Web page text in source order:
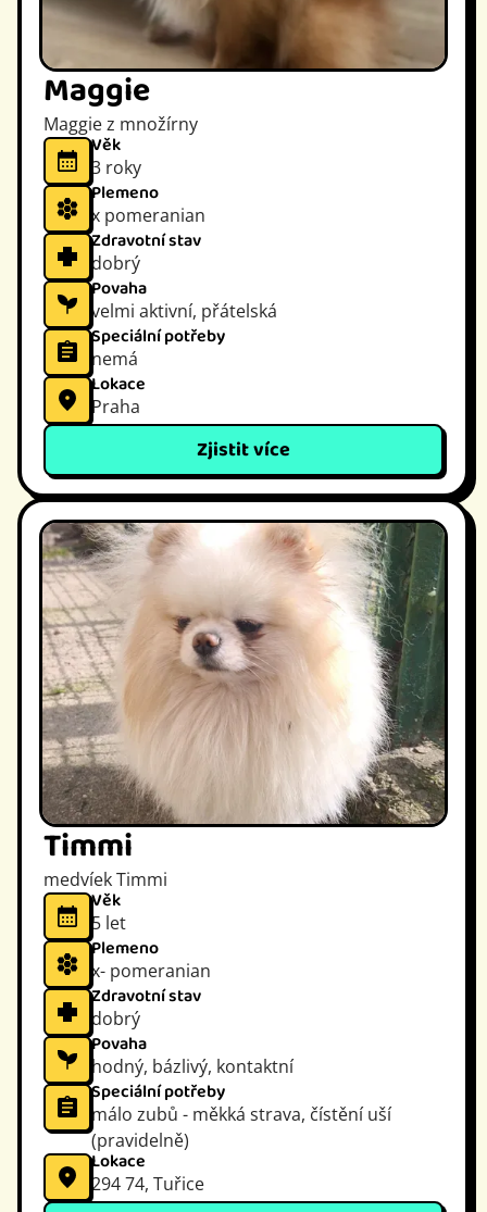
Maggie
Maggie z množírny
Věk
3 roky
Plemeno
x pomeranian
Zdravotní stav
dobrý
Povaha
velmi aktivní, přátelská
Speciální potřeby
nemá
Lokace
Praha
Zjistit více
Timmi
medvíek Timmi
Věk
5 let
Plemeno
x- pomeranian
Zdravotní stav
dobrý
Povaha
hodný, bázlivý, kontaktní
Speciální potřeby
málo zubů - měkká strava, čístění uší
(pravidelně)
Lokace
294 74, Tuřice